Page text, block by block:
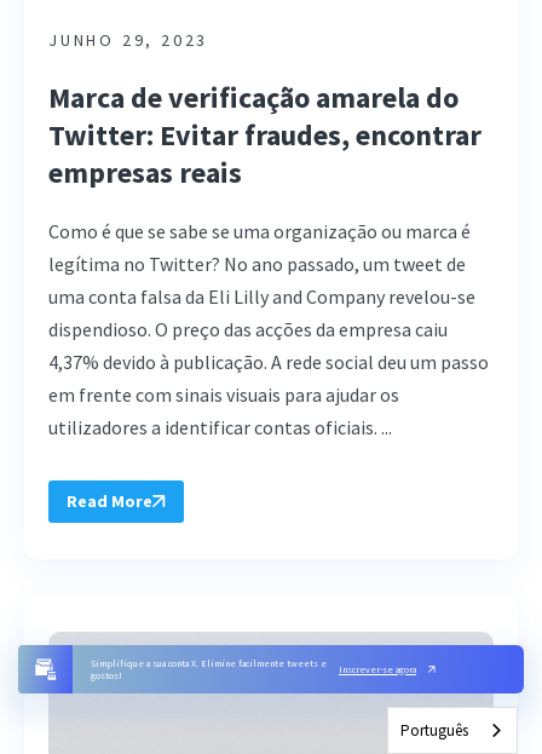
Simplifique a sua conta X. Elimine facilmente tweets e
gostos!
Inscrever-se agora
JUNHO 29, 2023
Marca de verificação amarela do
Twitter: Evitar fraudes, encontrar
empresas reais
Como é que se sabe se uma organização ou marca é
legítima no Twitter? No ano passado, um tweet de
uma conta falsa da Eli Lilly and Company revelou-se
dispendioso. O preço das acções da empresa caiu
4,37% devido à publicação. A rede social deu um passo
em frente com sinais visuais para ajudar os
utilizadores a identificar contas oficiais. ...
Read More
Português